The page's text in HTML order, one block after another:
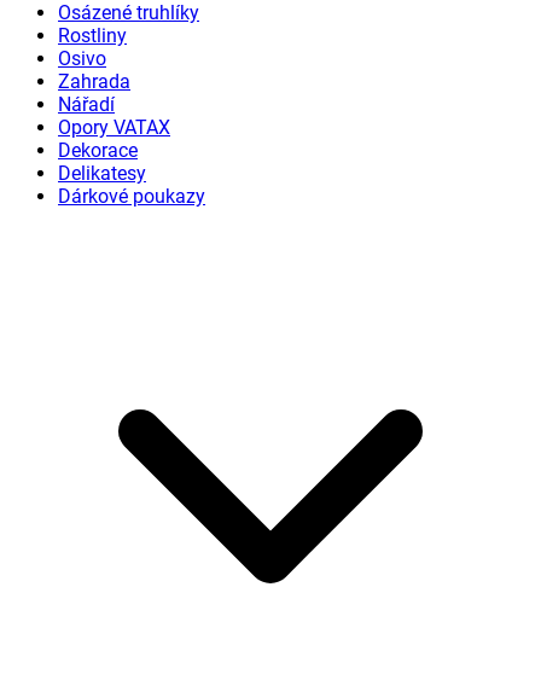
Osázené truhlíky
Rostliny
Osivo
Zahrada
Nářadí
Opory VATAX
Dekorace
Delikatesy
Dárkové poukazy